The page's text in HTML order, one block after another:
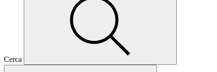
Cerca